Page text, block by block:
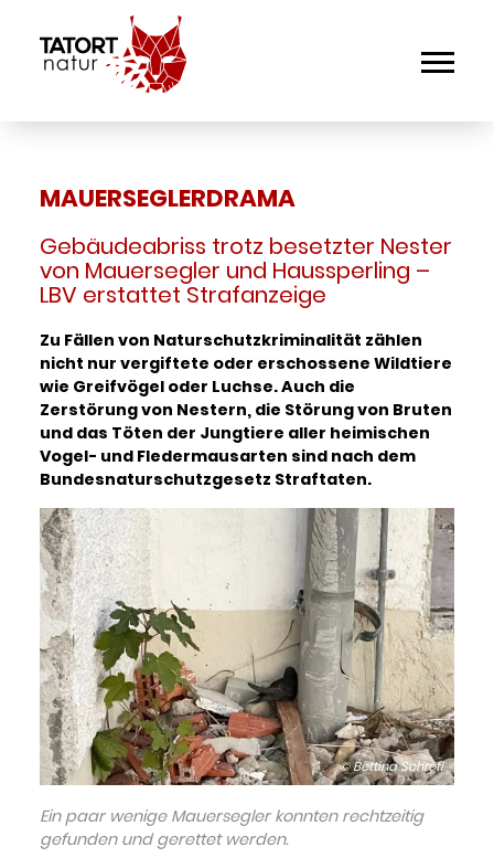
MAUERSEGLERDRAMA
Gebäudeabriss trotz besetzter Nester
von Mauersegler und Haussperling –
LBV erstattet Strafanzeige
Zu Fällen von Naturschutzkriminalität zählen
nicht nur vergiftete oder erschossene Wildtiere
wie Greifvögel oder Luchse. Auch die
Zerstörung von Nestern, die Störung von Bruten
und das Töten der Jungtiere aller heimischen
Vogel- und Fledermausarten sind nach dem
Bundesnaturschutzgesetz Straftaten.
© Bettina Schröfl
Ein paar wenige Mauersegler konnten rechtzeitig
gefunden und gerettet werden.